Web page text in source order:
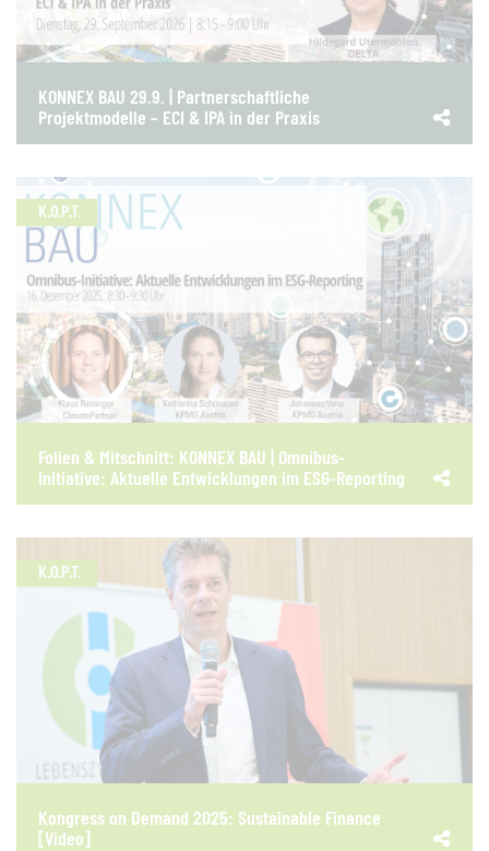
KONNEX BAU 29.9. | Partnerschaftliche
Projektmodelle – ECI & IPA in der Praxis
K.O.P.T.
Folien & Mitschnitt: KONNEX BAU | Omnibus-
Initiative: Aktuelle Entwicklungen im ESG-Reporting
K.O.P.T.
Kongress on Demand 2025: Sustainable Finance
[Video]